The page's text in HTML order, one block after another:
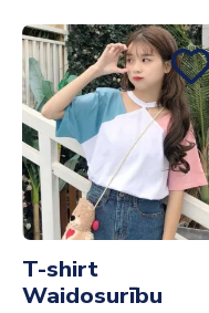
T-shirt
Waidosurību